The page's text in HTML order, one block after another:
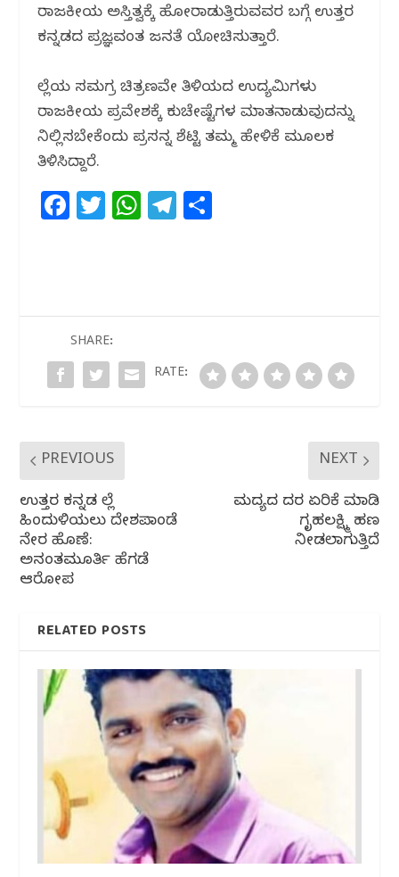
ರಾಜಕೀಯ ಅಸ್ತಿತ್ವಕ್ಕೆ ಹೋರಾಡುತ್ತಿರುವವರ ಬಗ್ಗೆ ಉತ್ತರ
ಕನ್ನಡದ ಪ್ರಜ್ಞವಂತ ಜನತೆ ಯೋಚಿಸುತ್ತಾರೆ.
ಜಿಲ್ಲೆಯ ಸಮಗ್ರ ಚಿತ್ರಣವೇ ತಿಳಿಯದ ಉದ್ಯಮಿಗಳು
ರಾಜಕೀಯ ಪ್ರವೇಶಕ್ಕೆ ಕುಚೇಷ್ಟೆಗಳ ಮಾತನಾಡುವುದನ್ನು
ನಿಲ್ಲಿಸಬೇಕೆಂದು ಪ್ರಸನ್ನ ಶೆಟ್ಟಿ ತಮ್ಮ ಹೇಳಿಕೆ ಮೂಲಕ
ತಿಳಿಸಿದ್ದಾರೆ.
F
b
o
T
r
W
A
p
T
ra
SHARE:
RATE:
PREVIOUS
ಉತ್ತರ ಕನ್ನಡ ಜಿಲ್ಲೆ
ಹಿಂದುಳಿಯಲು ದೇಶಪಾಂಡೆ
ನೇರ ಹೊಣೆ:
ಅನಂತಮೂರ್ತಿ ಹೆಗಡೆ‌
ಆರೋಪ
NEXT
ಮದ್ಯದ ದರ ಏರಿಕೆ ಮಾಡಿ
ಗೃಹಲಕ್ಷ್ಮಿ ಹಣ
ನೀಡಲಾಗುತ್ತಿದೆ
RELATED POSTS